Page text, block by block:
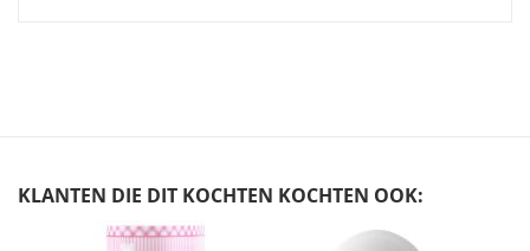
KLANTEN DIE DIT KOCHTEN KOCHTEN OOK: